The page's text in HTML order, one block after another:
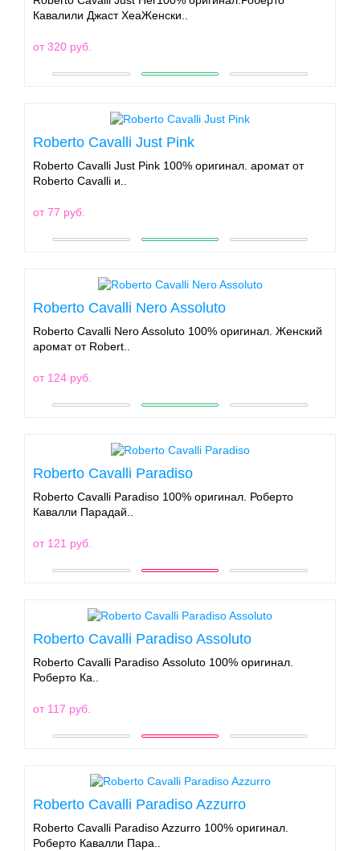
Кавалили Джаст ХеаЖенски..
от 320 руб.
Roberto Cavalli Just Pink
Roberto Cavalli Just Pink 100% оригинал. аромат от
Roberto Cavalli и..
от 77 руб.
Roberto Cavalli Nero Assoluto
Roberto Cavalli Nero Assoluto 100% оригинал. Женский
аромат от Robert..
от 124 руб.
Roberto Cavalli Paradiso
Roberto Cavalli Paradiso 100% оригинал. Роберто
Кавалли Парадай..
от 121 руб.
Roberto Cavalli Paradiso Assoluto
Roberto Cavalli Paradiso Assoluto 100% оригинал.
Роберто Ка..
от 117 руб.
Roberto Cavalli Paradiso Azzurro
Roberto Cavalli Paradiso Azzurro 100% оригинал.
Роберто Кавалли Пара..